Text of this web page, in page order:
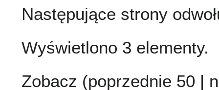
Następujące strony
Wyświetlono 3 elementy.
Zobacz (poprzednie 50 |